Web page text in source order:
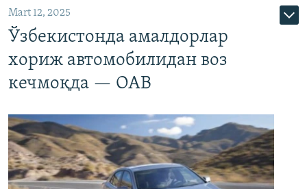
Mart 12, 2025
Ўзбекистонда амалдорлар
хориж автомобилидан воз
кечмоқда — ОАВ